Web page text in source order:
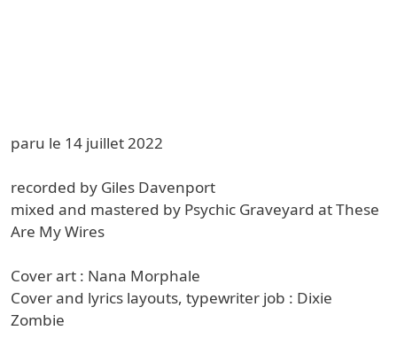
paru le 14 juillet 2022
recorded by Giles Davenport
mixed and mastered by Psychic Graveyard at These
Are My Wires
Cover art : Nana Morphale
Cover and lyrics layouts, typewriter job : Dixie
Zombie